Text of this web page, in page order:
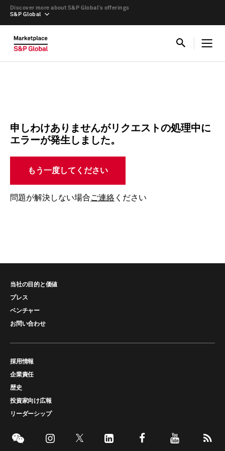
S&P Global
Discover more about S&P Global’s offerings
申しわけありませんがリクエストの処理中に
エラーが発生しました。
もう一度してください
問題が解決しない場合ご連絡 ください
当社の目的と価値
プレス
ベンチャー
お問い合わせ
採用情報
企業責任
歴史
投資家向け広報
リーダーシップ